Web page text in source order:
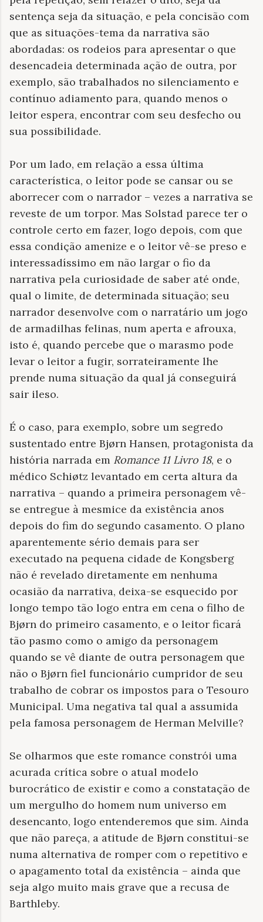
sentença seja da situação, e pela concisão com
que as situações-tema da narrativa são
abordadas: os rodeios para apresentar o que
desencadeia determinada ação de outra, por
exemplo, são trabalhados no silenciamento e
contínuo adiamento para, quando menos o
leitor espera, encontrar com seu desfecho ou
sua possibilidade.
Por um lado, em relação a essa última
característica, o leitor pode se cansar ou se
aborrecer com o narrador – vezes a narrativa se
reveste de um torpor. Mas Solstad parece ter o
controle certo em fazer, logo depois, com que
essa condição amenize e o leitor vê-se preso e
interessadíssimo em não largar o fio da
narrativa pela curiosidade de saber até onde,
qual o limite, de determinada situação; seu
narrador desenvolve com o narratário um jogo
de armadilhas felinas, num aperta e afrouxa,
isto é, quando percebe que o marasmo pode
levar o leitor a fugir, sorrateiramente lhe
prende numa situação da qual já conseguirá
sair ileso.
É o caso, para exemplo, sobre um segredo
sustentado entre Bjørn Hansen, protagonista da
história narrada em Romance 11 Livro 18, e o
médico Schiøtz levantado em certa altura da
narrativa – quando a primeira personagem vê-
se entregue à mesmice da existência anos
depois do fim do segundo casamento. O plano
aparentemente sério demais para ser
executado na pequena cidade de Kongsberg
não é revelado diretamente em nenhuma
ocasião da narrativa, deixa-se esquecido por
longo tempo tão logo entra em cena o filho de
Bjørn do primeiro casamento, e o leitor ficará
tão pasmo como o amigo da personagem
quando se vê diante de outra personagem que
não o Bjørn fiel funcionário cumpridor de seu
trabalho de cobrar os impostos para o Tesouro
Municipal. Uma negativa tal qual a assumida
pela famosa personagem de Herman Melville?
Se olharmos que este romance constrói uma
acurada crítica sobre o atual modelo
burocrático de existir e como a constatação de
um mergulho do homem num universo em
desencanto, logo entenderemos que sim. Ainda
que não pareça, a atitude de Bjørn constitui-se
numa alternativa de romper com o repetitivo e
o apagamento total da existência – ainda que
seja algo muito mais grave que a recusa de
Barthleby.